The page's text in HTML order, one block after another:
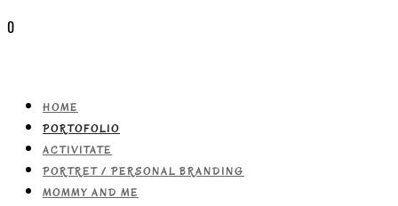
0
HOME
PORTOFOLIO
ACTIVITATE
PORTRET / PERSONAL BRANDING
MOMMY AND ME